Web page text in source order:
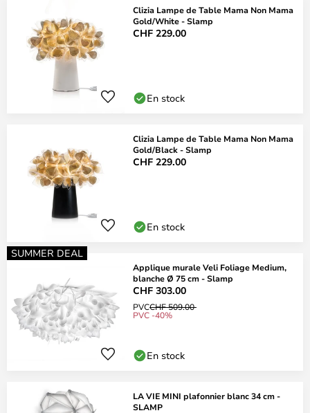
Clizia Lampe de Table Mama Non Mama
Gold/White - Slamp
CHF 229.00
En stock
Clizia Lampe de Table Mama Non Mama
Gold/Black - Slamp
CHF 229.00
En stock
SUMMER DEAL
Applique murale Veli Foliage Medium,
blanche Ø 75 cm - Slamp
CHF 303.00
PVCCHF 509.00
PVC -40%
En stock
LA VIE MINI plafonnier blanc 34 cm -
SLAMP